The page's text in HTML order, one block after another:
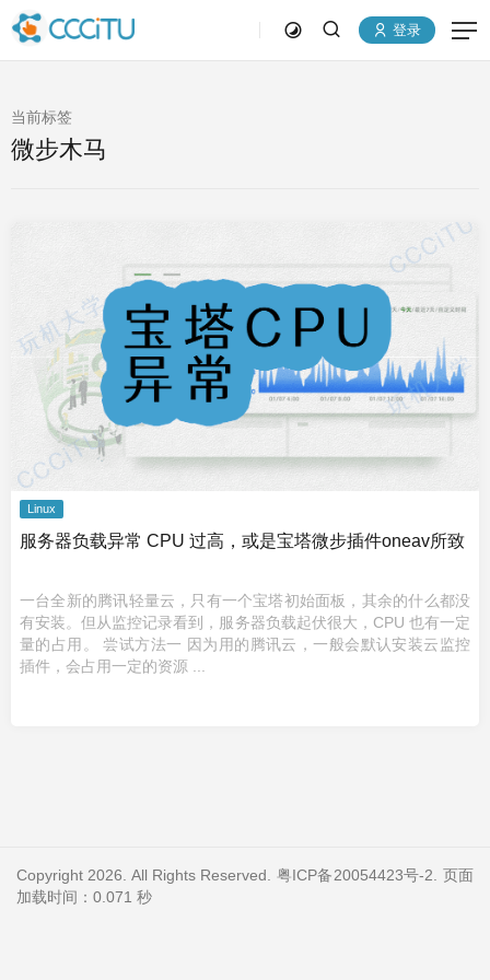
登录
当前标签
微步木马
Linux
服务器负载异常 CPU 过高，或是宝塔微步插件oneav所致
一台全新的腾讯轻量云，只有一个宝塔初始面板，其余的什么都没
有安装。但从监控记录看到，服务器负载起伏很大，CPU 也有一定
量的占用。 尝试方法一 因为用的腾讯云，一般会默认安装云监控
插件，会占用一定的资源 ...
Copyright 2026. All Rights Reserved. 粤ICP备20054423号-2 . 页面
加载时间：0.071 秒